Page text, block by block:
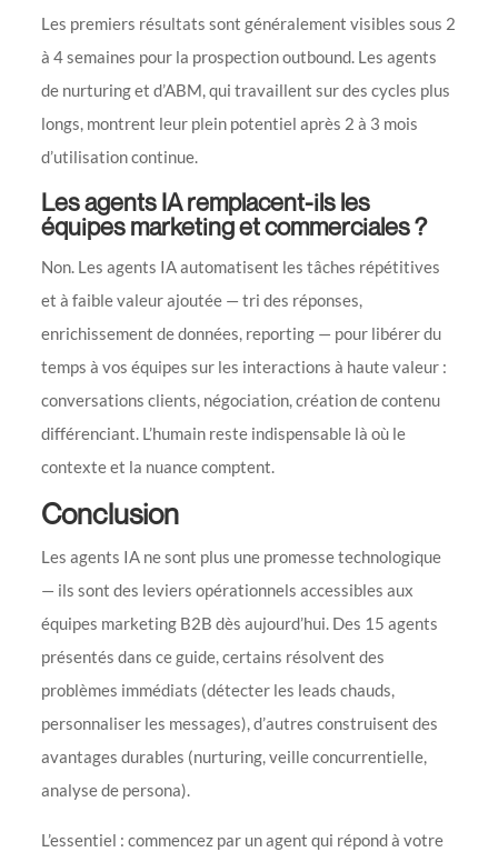
Les premiers résultats sont généralement visibles sous 2
à 4 semaines pour la prospection outbound. Les agents
de nurturing et d’ABM, qui travaillent sur des cycles plus
longs, montrent leur plein potentiel après 2 à 3 mois
d’utilisation continue.
Les agents IA remplacent-ils les
équipes marketing et commerciales ?
Non. Les agents IA automatisent les tâches répétitives
et à faible valeur ajoutée — tri des réponses,
enrichissement de données, reporting — pour libérer du
temps à vos équipes sur les interactions à haute valeur :
conversations clients, négociation, création de contenu
différenciant. L’humain reste indispensable là où le
contexte et la nuance comptent.
Conclusion
Les agents IA ne sont plus une promesse technologique
— ils sont des leviers opérationnels accessibles aux
équipes marketing B2B dès aujourd’hui. Des 15 agents
présentés dans ce guide, certains résolvent des
problèmes immédiats (détecter les leads chauds,
personnaliser les messages), d’autres construisent des
avantages durables (nurturing, veille concurrentielle,
analyse de persona).
L’essentiel : commencez par un agent qui répond à votre